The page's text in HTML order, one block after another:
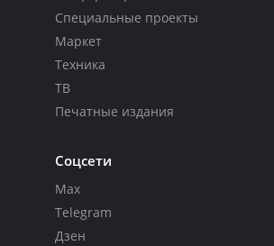
Специальные проекты
Маркет
Техника
ТВ
Печатные издания
Соцсети
Max
Telegram
Дзен